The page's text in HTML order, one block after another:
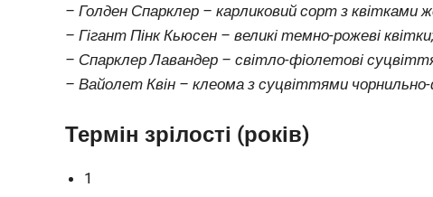
– Голден Спарклер – карликовий сорт з квітками
– Гігант Пінк Кьюсен – великі темно-рожеві
– Спарклер Лавандер – світло-фіолетові
– Вайолет Квін – клеома з суцвіттями
Термін зрілості (років)
1